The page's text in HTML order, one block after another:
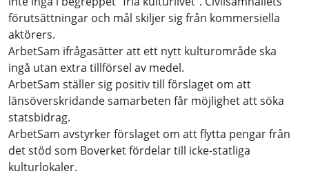
förutsättningar och mål skiljer sig från kommersiella
aktörers.
ArbetSam ifrågasätter att ett nytt kulturområde ska
ingå utan extra tillförsel av medel.
ArbetSam ställer sig positiv till förslaget om att
länsöverskridande samarbeten får möjlighet att söka
statsbidrag.
ArbetSam avstyrker förslaget om att flytta pengar från
det stöd som Boverket fördelar till icke-statliga
kulturlokaler.